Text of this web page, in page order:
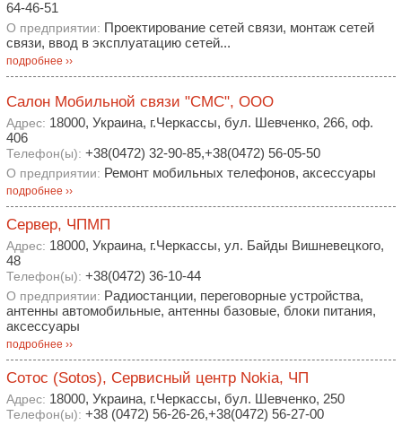
64-46-51
О предприятии: Проектирование сетей связи, монтаж сетей
связи, ввод в эксплуатацию сетей...
подробнее ››
Салон Мобильной связи "СМС", ООО
Адрес: 18000, Украина, г.Черкассы, бул. Шевченко, 266, оф.
406
Телефон(ы): +38(0472) 32-90-85,+38(0472) 56-05-50
О предприятии: Ремонт мобильных телефонов, аксессуары
подробнее ››
Сервер, ЧПМП
Адрес: 18000, Украина, г.Черкассы, ул. Байды Вишневецкого,
48
Телефон(ы): +38(0472) 36-10-44
О предприятии: Радиостанции, переговорные устройства,
антенны автомобильные, антенны базовые, блоки питания,
аксессуары
подробнее ››
Сотос (Sotos), Сервисный центр Nokia, ЧП
Адрес: 18000, Украина, г.Черкассы, бул. Шевченко, 250
Телефон(ы): +38 (0472) 56-26-26,+38(0472) 56-27-00